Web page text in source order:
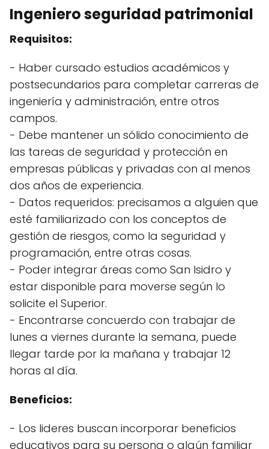
Ingeniero seguridad patrimonial
Requisitos:
- Haber cursado estudios académicos y
postsecundarios para completar carreras de
ingeniería y administración, entre otros
campos.
- Debe mantener un sólido conocimiento de
las tareas de seguridad y protección en
empresas públicas y privadas con al menos
dos años de experiencia.
- Datos requeridos: precisamos a alguien que
esté familiarizado con los conceptos de
gestión de riesgos, como la seguridad y
programación, entre otras cosas.
- Poder integrar áreas como San Isidro y
estar disponible para moverse según lo
solicite el Superior.
- Encontrarse concuerdo con trabajar de
lunes a viernes durante la semana, puede
llegar tarde por la mañana y trabajar 12
horas al día.
Beneficios:
- Los lideres buscan incorporar beneficios
educativos para su persona o algún familiar